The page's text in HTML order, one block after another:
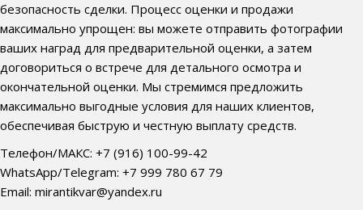
безопасность сделки. Процесс оценки и продажи
максимально упрощен: вы можете отправить фотографии
ваших наград для предварительной оценки, а затем
договориться о встрече для детального осмотра и
окончательной оценки. Мы стремимся предложить
максимально выгодные условия для наших клиентов,
обеспечивая быструю и честную выплату средств.
Телефон/МАКС: +7 (916) 100-99-42
WhatsApp/Telegram: +7 999 780 67 79
Email: mirantikvar@yandex.ru